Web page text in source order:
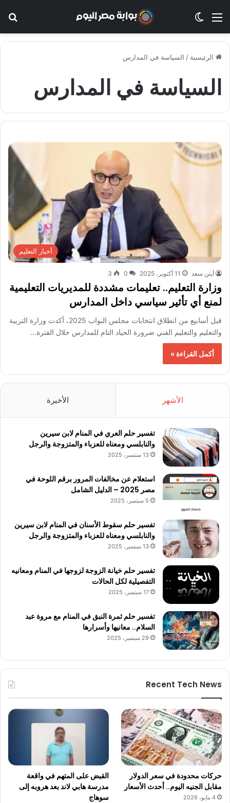
القائمة الوضع المظلم
الرئيسية / السياسة في المدارس
السياسة في المدارس
أخبار التعليم
أيتن سعد 11 أكتوبر، 2025 0
3
وزارة التعليم.. تعليمات مشددة للمديريات التعليمية
لمنع أي تأثير سياسي داخل المدارس
قبل أسابيع من انطلاق انتخابات مجلس النواب 2025، أكدت وزارة التربية
والتعليم والتعليم الفني ضرورة الحياد التام للمدارس خلال الفترة…
أكمل القراءة »
الأشهر الأخيرة
تفسير حلم العري في المنام لابن سيرين
والنابلسي ومعناه للعزباء والمتزوجة والرجل
13 سبتمبر، 2025
استعلام عن مخالفات المرور برقم اللوحة في
مصر 2025 – الدليل الشامل
5 سبتمبر، 2025
تفسير حلم سقوط الأسنان في المنام لابن سيرين
والنابلسي ومعناه للعزباء والمتزوجة والرجل
13 سبتمبر، 2025
تفسير حلم خيانة الزوجة لزوجها في المنام ومعانيه
التفصيلية لكل الحالات
17 سبتمبر، 2025
تفسير حلم ثمرة النبق في المنام مع مروة عبد
السلام.. معانيها وأسرارها
29 سبتمبر، 2025
Recent Tech News
حركات محدودة في سعر الدولار
مقابل الجنيه اليوم.. أحدث الأسعار
4 مايو، 2026
القبض على المتهم في واقعة
مدرسة هابي لاند بعد هروبه إلى
سوهاج